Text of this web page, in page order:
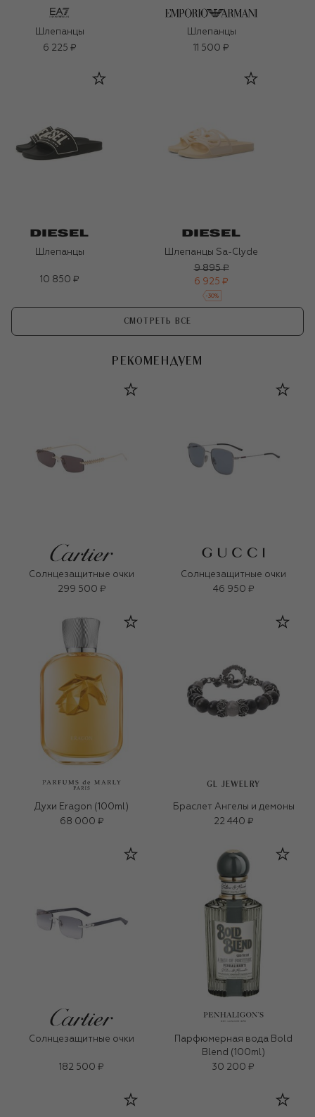
Шлепанцы
6 225 ₽
Шлепанцы
11 500 ₽
Шлепанцы
10 850 ₽
Шлепанцы Sa-Clyde
9 895 ₽
6 925 ₽
-30%
СМОТРЕТЬ ВСЕ
РЕКОМЕНДУЕМ
Солнцезащитные очки
299 500 ₽
Солнцезащитные очки
46 950 ₽
Духи Eragon (100ml)
68 000 ₽
GL JEWELRY
Браслет Ангелы и демоны
22 440 ₽
Солнцезащитные очки
182 500 ₽
Парфюмерная вода Bold
Blend (100ml)
30 200 ₽